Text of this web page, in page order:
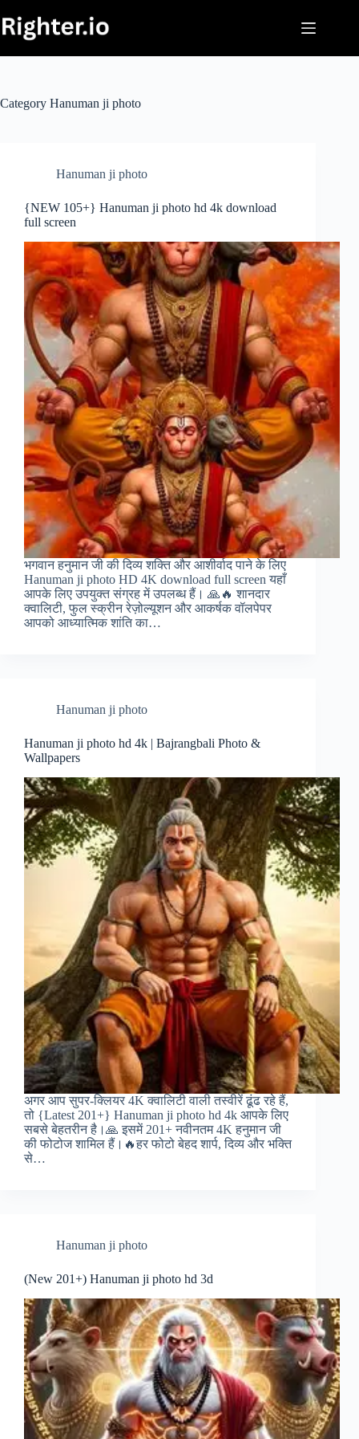
to
content
Category Hanuman ji photo
Hanuman ji photo
{NEW 105+} Hanuman ji photo hd 4k download
full screen
भगवान हनुमान जी की दिव्य शक्ति और आशीर्वाद पाने के लिए
Hanuman ji photo HD 4K download full screen यहाँ
आपके लिए उपयुक्त संग्रह में उपलब्ध हैं। 🙏🔥 शानदार
क्वालिटी, फुल स्क्रीन रेज़ोल्यूशन और आकर्षक वॉलपेपर
आपको आध्यात्मिक शांति का…
Hanuman ji photo
Hanuman ji photo hd 4k | Bajrangbali Photo &
Wallpapers
अगर आप सुपर-क्लियर 4K क्वालिटी वाली तस्वीरें ढूंढ रहे हैं,
तो {Latest 201+} Hanuman ji photo hd 4k आपके लिए
सबसे बेहतरीन है।🙏 इसमें 201+ नवीनतम 4K हनुमान जी
की फोटोज शामिल हैं।🔥हर फोटो बेहद शार्प, दिव्य और भक्ति
से…
Hanuman ji photo
(New 201+) Hanuman ji photo hd 3d